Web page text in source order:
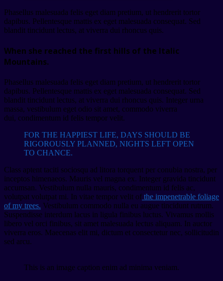
Phasellus malesuada felis eget diam pretium, ut hendrerit tortor
dapibus. Pellentesque mattis ex eget malesuada consequat. Sed
blandit tincidunt lectus, at viverra dui rhoncus quis.
When she reached the first hills of the Italic
Mountains.
Phasellus malesuada felis eget diam pretium, ut hendrerit tortor
dapibus. Pellentesque mattis ex eget malesuada consequat. Sed
blandit tincidunt lectus, at viverra dui rhoncus quis. Integer urna
massa, vestibulum eget odio sit amet, commodo viverra
dui, condimentum id felis tempor velit.
FOR THE HAPPIEST LIFE, DAYS SHOULD BE
RIGOROUSLY PLANNED, NIGHTS LEFT OPEN
TO CHANCE.
Class aptent taciti sociosqu ad litora torquent per conubia nostra, per
inceptos himenaeos. Mauris vel magna ex. Integer gravida tincidunt
accumsan. Vestibulum nulla mauris, condimentum id felis ac,
volutpat volutpat mi. In vitae tempor velit of the impenetrable foliage
of my trees. Vestibulum commodo nulla eu augue tincidunt rutrum.
Suspendisse interdum lacus in ligula finibus luctus. Vivamus mollis
libero vel orci finibus, sit amet malesuada lectus aliquam. In auctor
viverra eros. Maecenas elit mi, dictum et consectetur nec, sollicitudin
sed arcu.
This is an image caption enim ad minima veniam.